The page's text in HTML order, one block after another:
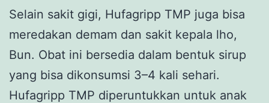
Selain sakit gigi, Hufagripp TMP juga bisa
meredakan demam dan sakit kepala lho,
Bun. Obat ini bersedia dalam bentuk sirup
yang bisa dikonsumsi 3–4 kali sehari.
Hufagripp TMP diperuntukkan untuk anak